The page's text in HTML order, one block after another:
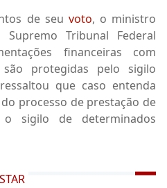
de seu voto, o ministro
Tribunal Federal
financeiras com
protegidas pelo sigilo
que caso entenda
processo de prestação de
sigilo de determinados